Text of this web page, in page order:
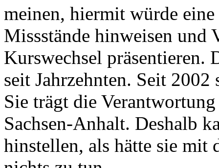
meinen, hiermit würde
Missstände hinweisen und
Kurswechsel präsentieren.
seit Jahrzehnten. Seit
Sie trägt die
Sachsen-Anhalt. Deshalb
hinstellen, als hätte sie mit